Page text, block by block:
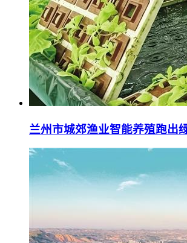
兰州市城郊渔业智能养殖跑出